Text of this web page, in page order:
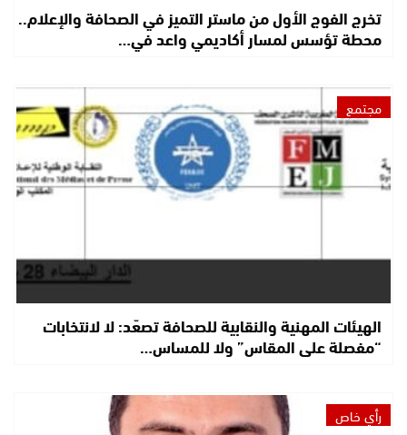
تخرج الفوج الأول من ماستر التميز في الصحافة والإعلام..
محطة تؤسس لمسار أكاديمي واعد في…
مجتمع
الهيئات المهنية والنقابية للصحافة تصعّد: لا لانتخابات
“مفصلة على المقاس” ولا للمساس…
رأي خاص